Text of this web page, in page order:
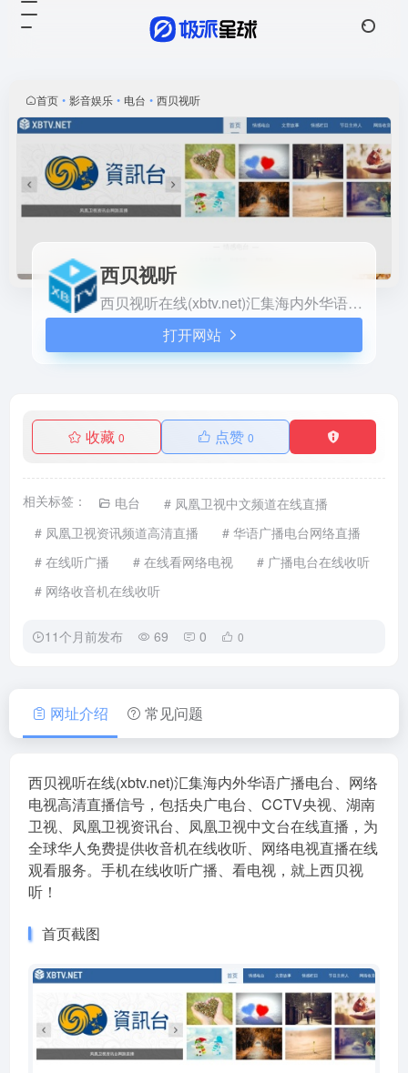
首页 • 影音娱乐 • 电台 • 西贝视听
西贝视听
西贝视听在线(xbtv.net)汇集海内外华语广播电台、网络电视高清直播信号，包括央广电台、CCTV央视、湖南卫视、凤凰卫视资讯台、凤凰卫视中文台在线直播，为全球华人免费提供收音机在线收听、网络电视直播在线观看服务。手机在线收听广播、看电视，就上西贝视听！
打开网站
收藏0 点赞 0
相关标签： 电台
# 凤凰卫视中文频道在线直播
# 凤凰卫视资讯频道高清直播
# 华语广播电台网络直播
# 在线听广播
# 在线看网络电视
# 广播电台在线收听
# 网络收音机在线收听
11个月前发布 69 0 0
台、CCTV央视、湖南卫视、
凤凰卫视资讯台、凤凰卫视中
文台在线直播，为全球华人免
费提供收音机在线收听、网络
电视直播在线观看服务。手机
在线收听广播、看电视，就上
西贝视听！
网址介绍 常见问题
西贝视听在线(xbtv.net)汇集海内外华语广播电台、网络
电视高清直播信号，包括央广电台、CCTV央视、湖南
卫视、凤凰卫视资讯台、凤凰卫视中文台在线直播，为
全球华人免费提供收音机在线收听、网络电视直播在线
观看服务。手机在线收听广播、看电视，就上西贝视
听！
首页截图